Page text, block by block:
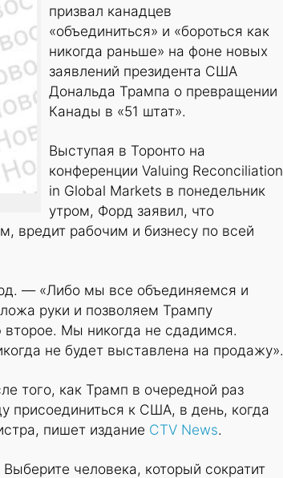
призвал канадцев
«объединиться» и «бороться как
никогда раньше» на фоне новых
заявлений президента США
Дональда Трампа о превращении
Канады в «51 штат».
Выступая в Торонто на
конференции Valuing Reconciliation
in Global Markets в понедельник
утром, Форд заявил, что
вредит рабочим и бизнесу по всей
— «Либо мы все объединяемся и
руки и позволяем Трампу
Мы никогда не сдадимся.
не будет выставлена на продажу».
того, как Трамп в очередной раз
присоединиться к США, в день, когда
пишет издание CTV News.
человека, который сократит